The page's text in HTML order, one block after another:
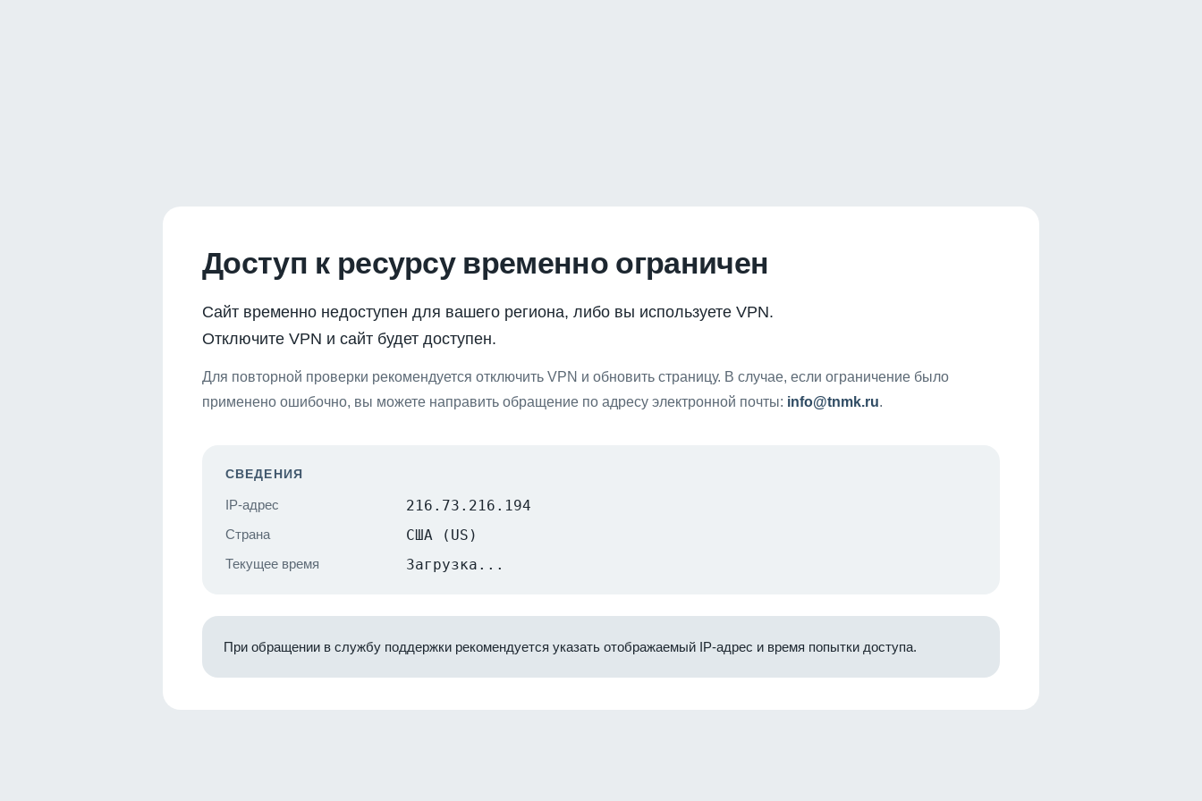
Доступ к ресурсу временно ограничен
Сайт временно недоступен для вашего региона, либо вы используете VPN.
Отключите VPN и сайт будет доступен.
Для повторной проверки рекомендуется отключить VPN и обновить страницу. В случае, если ограничение было
применено ошибочно, вы можете направить обращение по адресу электронной почты: info@tnmk.ru.
СВЕДЕНИЯ
IP-адрес 216.73.216.194
Страна США (US)
Текущее время Загрузка...
При обращении в службу поддержки рекомендуется указать отображаемый IP-адрес и время попытки доступа.